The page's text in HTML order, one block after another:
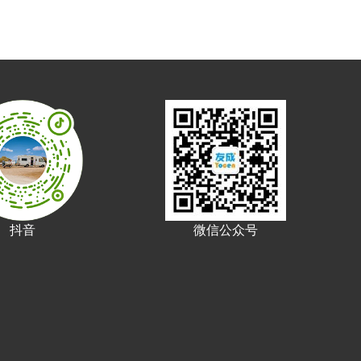
抖音 微信公众号